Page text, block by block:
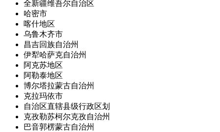
全新疆维吾尔自治区
哈密市
喀什地区
乌鲁木齐市
昌吉回族自治州
伊犁哈萨克自治州
阿克苏地区
阿勒泰地区
博尔塔拉蒙古自治州
克拉玛依市
自治区直辖县级行政区划
克孜勒苏柯尔克孜自治州
巴音郭楞蒙古自治州